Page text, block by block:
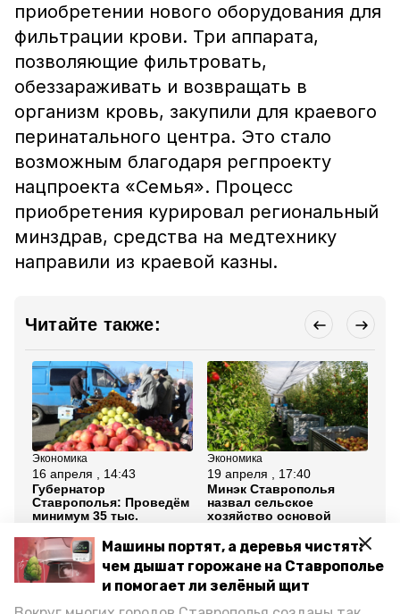
Машины портят, а деревья чистят:
чем дышат горожане на Ставрополье
и помогает ли зелёный щит
приобретении нового оборудования для
фильтрации крови. Три аппарата,
позволяющие фильтровать,
обеззараживать и возвращать в
организм кровь, закупили для краевого
перинатального центра. Это стало
возможным благодаря регпроекту
нацпроекта «Семья». Процесс
приобретения курировал региональный
минздрав, средства на медтехнику
направили из краевой казны.
Читайте также:
Экономика
16 апреля , 14:43
Губернатор
Ставрополья: Проведём
минимум 35 тыс.
Экономика
19 апреля , 17:40
Минэк Ставрополья
назвал сельское
хозяйство основой
региона
Все новости